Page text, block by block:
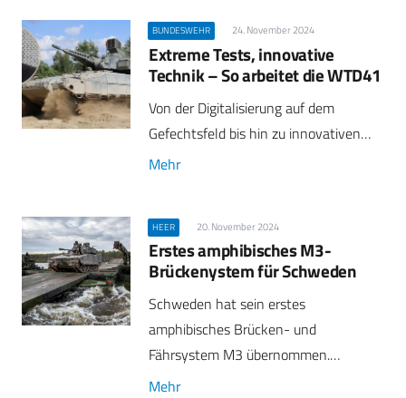
BUNDESWEHR 24. November 2024
Extreme Tests, innovative
Technik – So arbeitet die WTD41
Von der Digitalisierung auf dem
Gefechtsfeld bis hin zu innovativen…
Mehr
HEER 20. November 2024
Erstes amphibisches M3-
Brückenystem für Schweden
Schweden hat sein erstes
amphibisches Brücken- und
Fährsystem M3 übernommen.…
Mehr